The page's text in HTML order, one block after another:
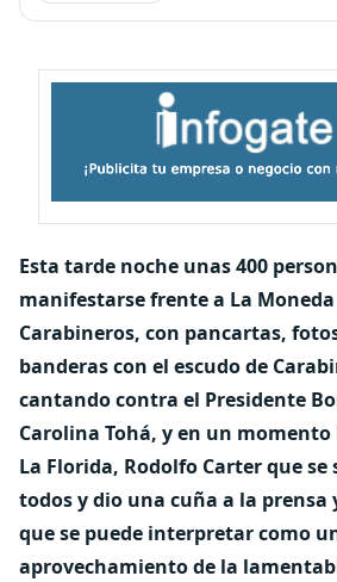
Esta tarde noche unas 400
manifestarse frente a La
Carabineros, con pancartas,
banderas con el escudo de
cantando contra el Presidente
Carolina Tohá, y en un momento
La Florida, Rodolfo Carter que se
todos y dio una cuña a la
que se puede interpretar como
aprovechamiento de la